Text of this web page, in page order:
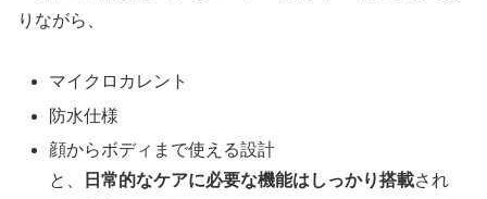
りながら、
マイクロカレント
防水仕様
顔からボディまで使える設計
と、
日常的なケアに必要な機能はしっかり搭載され